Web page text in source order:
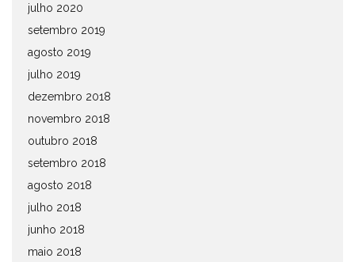
julho 2020
setembro 2019
agosto 2019
julho 2019
dezembro 2018
novembro 2018
outubro 2018
setembro 2018
agosto 2018
julho 2018
junho 2018
maio 2018